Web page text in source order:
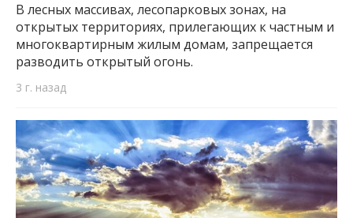
В лесных массивах, лесопарковых зонах, на
открытых территориях, прилегающих к частным и
многоквартирным жилым домам, запрещается
разводить открытый огонь.
3 г. назад